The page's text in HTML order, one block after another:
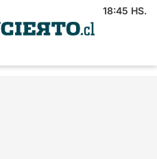
18:45 HS.